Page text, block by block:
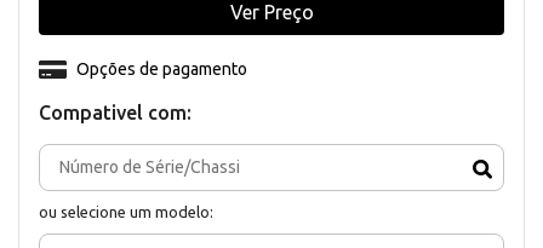
Compativel com:
ou selecione um modelo:
Opções de pagamento
Ver Preço